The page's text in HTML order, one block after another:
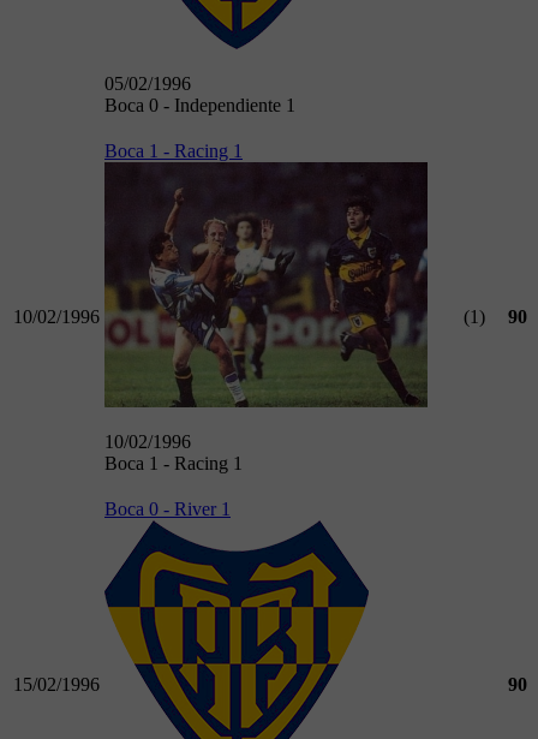
05/02/1996
Boca 0 - Independiente 1
10/02/1996
Boca 1 - Racing 1
10/02/1996
Boca 1 - Racing 1
(1) 90
15/02/1996
Boca 0 - River 1
90